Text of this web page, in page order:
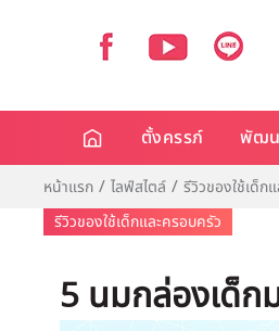
ตั้งครรภ์ พัฒน
หน้าแรก ไลฟ์สไตล์ รีวิวของใช้เด็ก
รีวิวของใช้เด็กและครอบครัว
5 นมกล่องเด็ก